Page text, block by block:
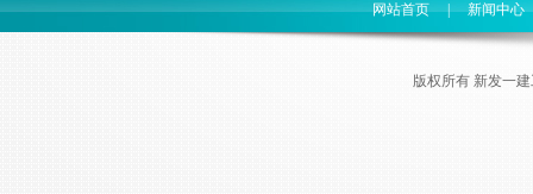
网站首页 | 新闻中心
版权所有 新发一